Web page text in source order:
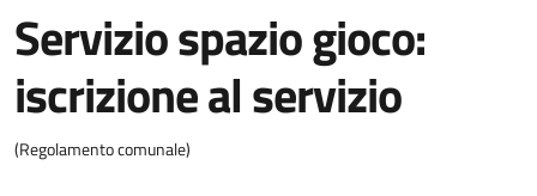
Servizio spazio gioco:
iscrizione al servizio
(Regolamento comunale)